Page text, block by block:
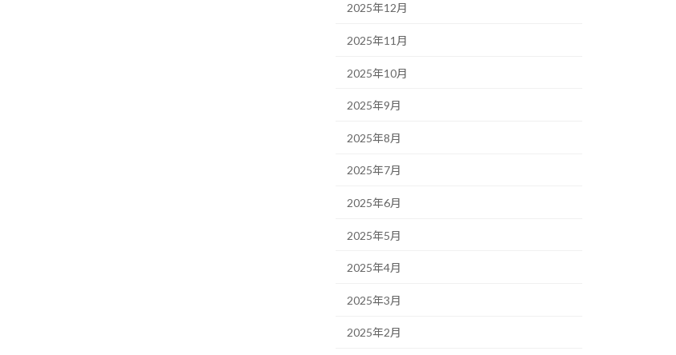
2025年12月
2025年11月
2025年10月
2025年9月
2025年8月
2025年7月
2025年6月
2025年5月
2025年4月
2025年3月
2025年2月